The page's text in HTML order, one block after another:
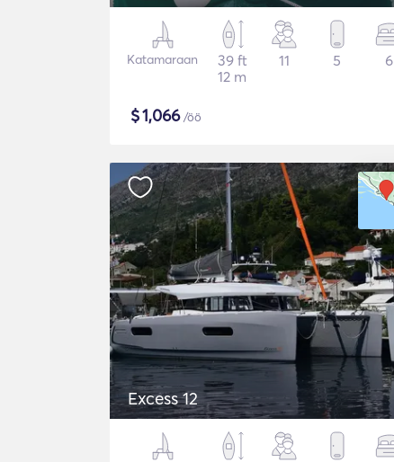
Katamaraan
39 ft
12 m
11 5 6
$1,066/öö
Excess 12